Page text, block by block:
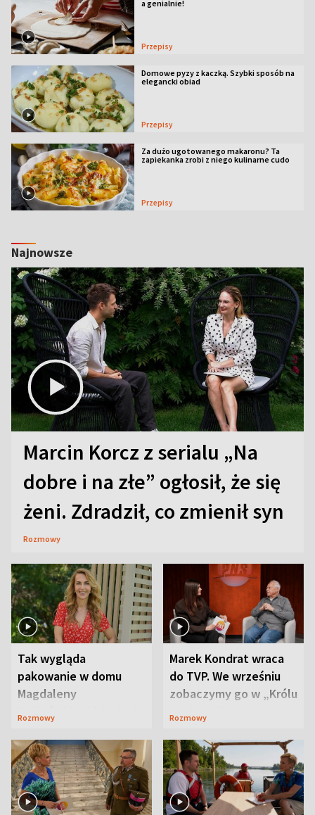
a genialnie!
Przepisy
Domowe pyzy z kaczką. Szybki sposób na
elegancki obiad
Przepisy
Za dużo ugotowanego makaronu? Ta
zapiekanka zrobi z niego kulinarne cudo
Przepisy
Najnowsze
Marcin Korcz z serialu „Na
dobre i na złe” ogłosił, że się
żeni. Zdradził, co zmienił syn
Rozmowy
Tak wygląda
pakowanie w domu
Magdaleny
Waligórskiej-Lisieckiej.
Rozmowy
Marek Kondrat wraca
do TVP. We wrześniu
zobaczymy go w „Królu
Maciusiu I”
Rozmowy